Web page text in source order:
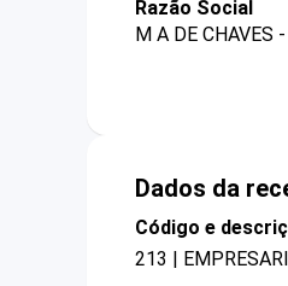
Razão Social
M A DE CHAVES
Dados da
Código e
213 |